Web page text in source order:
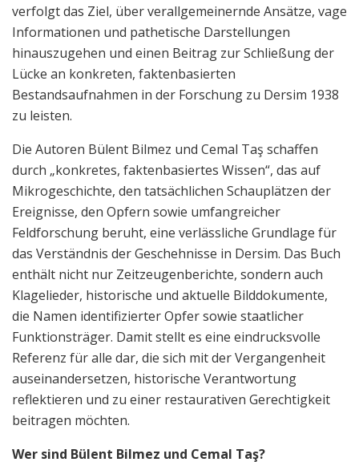
verfolgt das Ziel, über verallgemeinernde Ansätze, vage
Informationen und pathetische Darstellungen
hinauszugehen und einen Beitrag zur Schließung der
Lücke an konkreten, faktenbasierten
Bestandsaufnahmen in der Forschung zu Dersim 1938
zu leisten.
Die Autoren Bülent Bilmez und Cemal Taş schaffen
durch „konkretes, faktenbasiertes Wissen“, das auf
Mikrogeschichte, den tatsächlichen Schauplätzen der
Ereignisse, den Opfern sowie umfangreicher
Feldforschung beruht, eine verlässliche Grundlage für
das Verständnis der Geschehnisse in Dersim. Das Buch
enthält nicht nur Zeitzeugenberichte, sondern auch
Klagelieder, historische und aktuelle Bilddokumente,
die Namen identifizierter Opfer sowie staatlicher
Funktionsträger. Damit stellt es eine eindrucksvolle
Referenz für alle dar, die sich mit der Vergangenheit
auseinandersetzen, historische Verantwortung
reflektieren und zu einer restaurativen Gerechtigkeit
beitragen möchten.
Wer sind Bülent Bilmez und Cemal Taş?